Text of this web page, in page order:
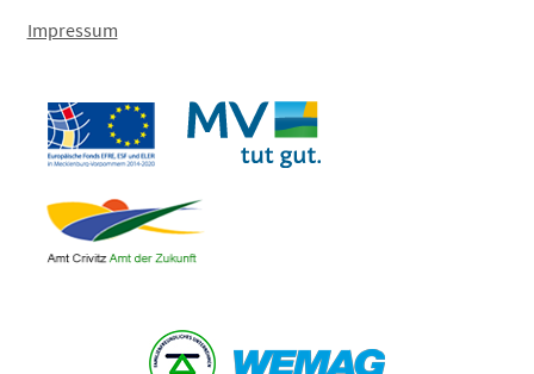
Impressum